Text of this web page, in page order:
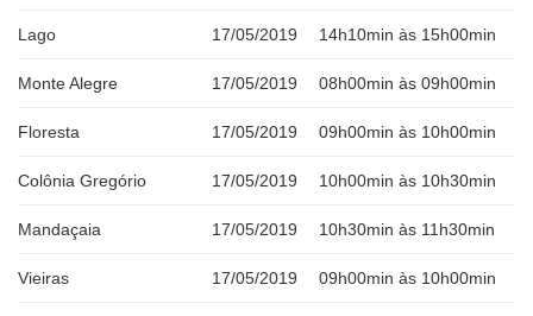
Lago 17/05/2019 14h10min às 15h00min
Monte Alegre 17/05/2019 08h00min às 09h00min
Floresta 17/05/2019 09h00min às 10h00min
Colônia Gregório 17/05/2019 10h00min às 10h30min
Mandaçaia 17/05/2019 10h30min às 11h30min
Vieiras 17/05/2019 09h00min às 10h00min